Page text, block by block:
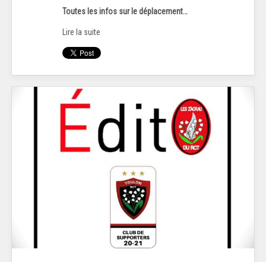
Toutes les infos sur le déplacement…
Lire la suite